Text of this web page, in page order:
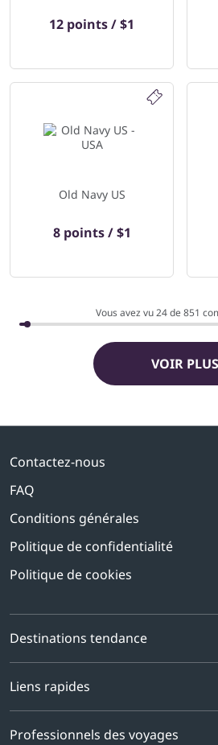
12 points / $1
Old Navy US
8 points / $1
Vous avez vu 24 de851
VOIR PLUS
Contactez-nous
FAQ
Conditions générales
Politique de confidentialité
Politique de cookies
Destinations tendance
Liens rapides
Professionnels des voyages